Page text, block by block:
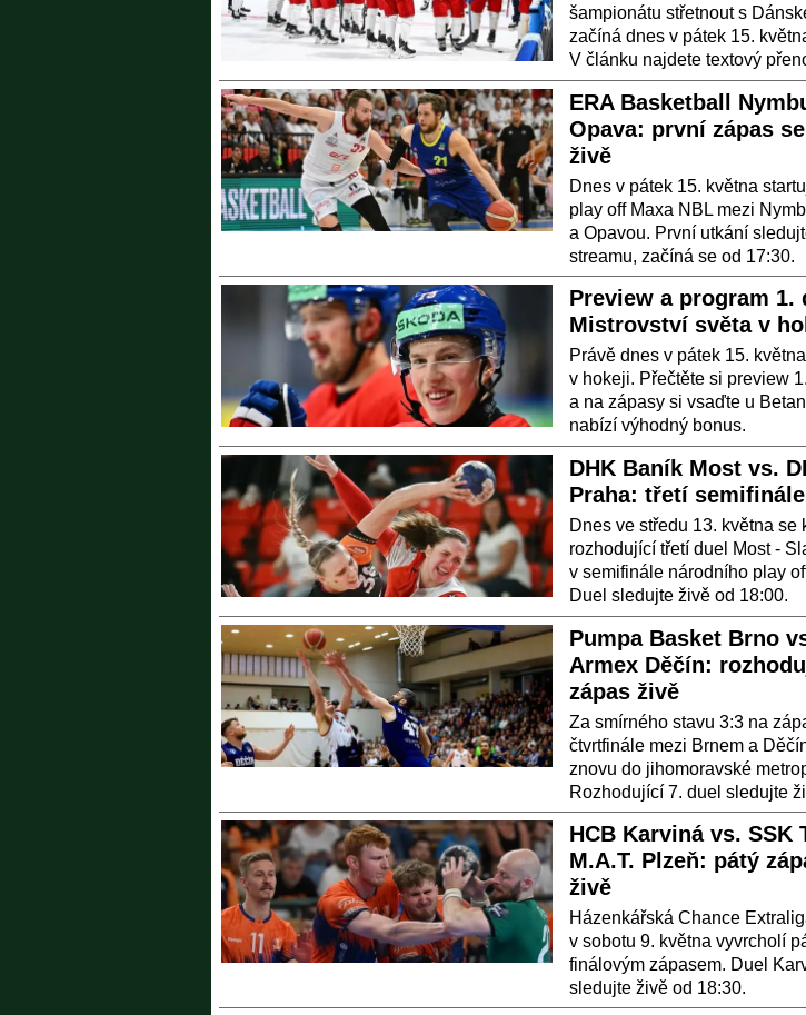
šampionátu střetnout s
začíná dnes v pátek 15.
V článku najdete textový
ERA Basketball
Opava: první zápas
živě
Dnes v pátek 15. května
play off Maxa NBL mezi
a Opavou. První utkání
streamu, začíná se od 17:30.
Preview a program 1.
Mistrovství světa v
Právě dnes v pátek 15.
v hokeji. Přečtěte si preview
a na zápasy si vsaďte u
nabízí výhodný bonus.
DHK Baník Most vs.
Praha: třetí
Dnes ve středu 13. května se
rozhodující třetí duel Most -
v semifinále národního play
Duel sledujte živě od 18:00.
Pumpa Basket Brno
Armex Děčín:
zápas živě
Za smírného stavu 3:3 na
čtvrtfinále mezi Brnem a
znovu do jihomoravské
Rozhodující 7. duel sledujte
HCB Karviná vs. SSK
M.A.T. Plzeň: pátý
živě
Házenkářská Chance
v sobotu 9. května vyvrcholí
finálovým zápasem. Duel
sledujte živě od 18:30.